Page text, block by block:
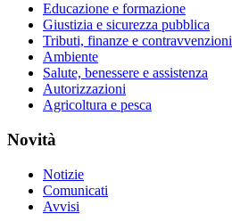
Educazione e formazione
Giustizia e sicurezza pubblica
Tributi, finanze e contravvenzioni
Ambiente
Salute, benessere e assistenza
Autorizzazioni
Agricoltura e pesca
Novità
Notizie
Comunicati
Avvisi